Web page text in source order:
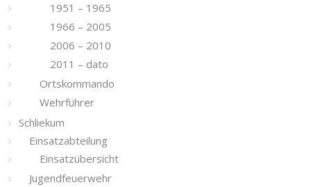
1951 – 1965
1966 – 2005
2006 – 2010
2011 – dato
Ortskommando
Wehrführer
Schliekum
Einsatzabteilung
Einsatzübersicht
Jugendfeuerwehr